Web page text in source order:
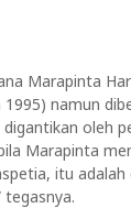
Marapinta
namun
oleh
Marapinta
itu
tegasnya.